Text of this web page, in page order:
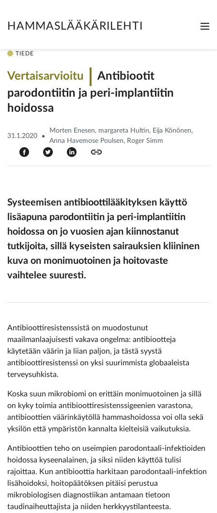
HAMMASLÄÄKÄRILEHTI
TIEDE
Vertaisarvioitu
Antibiootit
parodontiitin ja peri-implantiitin
hoidossa
31.1.2020
Morten Enesen, margareta Hultin, Eija Könönen,
Anna Havemose Poulsen, Roger Simm
Systeemisen antibioottilääkityksen käyttö
lisäapuna parodontiitin ja peri-implantiitin
hoidossa on jo vuosien ajan kiinnostanut
tutkijoita, sillä kyseisten sairauksien kliininen
kuva on monimuotoinen ja hoitovaste
vaihtelee suuresti.
Antibioottiresistenssistä on muodostunut
maailmanlaajuisesti vakava ongelma: antibiootteja
käytetään väärin ja liian paljon, ja tästä syystä
antibioottiresistenssi on yksi suurimmista globaaleista
terveysuhkista.
Koska suun mikrobiomi on erittäin monimuotoinen ja sillä
on kyky toimia antibioottiresistenssigeenien varastona,
antibioottien väärinkäytöllä hammashoidossa voi olla sekä
yksilön että ympäristön kannalta kielteisiä vaikutuksia.
Antibioottien teho on useimpien parodontaali-infektioiden
hoidossa kyseenalainen, ja siksi niiden käyttöä tulisi
rajoittaa. Kun antibioottia harkitaan parodontaali-infektion
lisähoidoksi, hoitopäätöksen pitäisi perustua
mikrobiologisen diagnostiikan antamaan tietoon
taudinaiheuttajista ja niiden herkkyystilanteesta.